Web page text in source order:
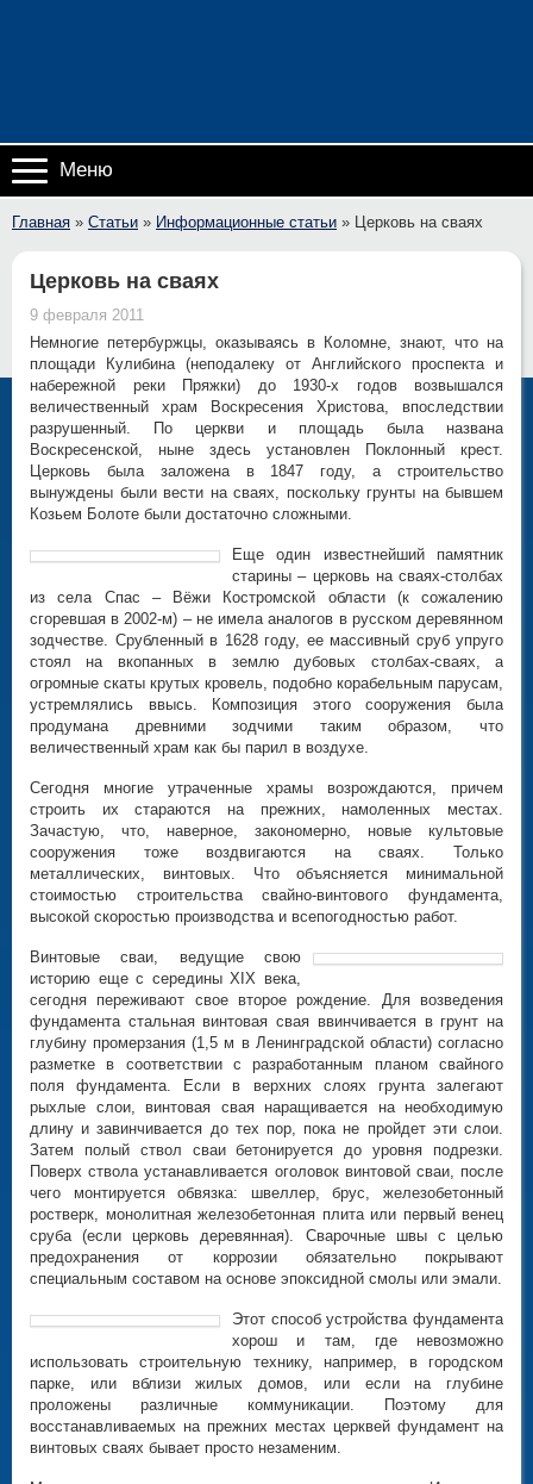
Меню
Главная » Статьи » Информационные статьи » Церковь на сваях
Церковь на сваях
9 февраля 2011
Немногие петербуржцы, оказываясь в Коломне, знают, что на
площади Кулибина (неподалеку от Английского проспекта и
набережной реки Пряжки) до 1930-х годов возвышался
величественный храм Воскресения Христова, впоследствии
разрушенный. По церкви и площадь была названа
Воскресенской, ныне здесь установлен Поклонный крест.
Церковь была заложена в 1847 году, а строительство
вынуждены были вести на сваях, поскольку грунты на бывшем
Козьем Болоте были достаточно сложными.
Еще один известнейший памятник
старины – церковь на сваях-столбах
из села Спас – Вёжи Костромской области (к сожалению
сгоревшая в 2002-м) – не имела аналогов в русском деревянном
зодчестве. Срубленный в 1628 году, ее массивный сруб упруго
стоял на вкопанных в землю дубовых столбах-сваях, а
огромные скаты крутых кровель, подобно корабельным парусам,
устремлялись ввысь. Композиция этого сооружения была
продумана древними зодчими таким образом, что
величественный храм как бы парил в воздухе.
Сегодня многие утраченные храмы возрождаются, причем
строить их стараются на прежних, намоленных местах.
Зачастую, что, наверное, закономерно, новые культовые
сооружения тоже воздвигаются на сваях. Только
металлических, винтовых. Что объясняется минимальной
стоимостью строительства свайно-винтового фундамента,
высокой скоростью производства и всепогодностью работ.
Винтовые сваи, ведущие свою
историю еще с середины XIX века,
сегодня переживают свое второе рождение. Для возведения
фундамента стальная винтовая свая ввинчивается в грунт на
глубину промерзания (1,5 м в Ленинградской области) согласно
разметке в соответствии с разработанным планом свайного
поля фундамента. Если в верхних слоях грунта залегают
рыхлые слои, винтовая свая наращивается на необходимую
длину и завинчивается до тех пор, пока не пройдет эти слои.
Затем полый ствол сваи бетонируется до уровня подрезки.
Поверх ствола устанавливается оголовок винтовой сваи, после
чего монтируется обвязка: швеллер, брус, железобетонный
ростверк, монолитная железобетонная плита или первый венец
сруба (если церковь деревянная). Сварочные швы с целью
предохранения от коррозии обязательно покрывают
специальным составом на основе эпоксидной смолы или эмали.
Этот способ устройства фундамента
хорош и там, где невозможно
использовать строительную технику, например, в городском
парке, или вблизи жилых домов, или если на глубине
проложены различные коммуникации. Поэтому для
восстанавливаемых на прежних местах церквей фундамент на
винтовых сваях бывает просто незаменим.